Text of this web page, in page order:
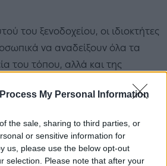
My Personal Information
the sale, sharing to third parties, or
or sensitive information for
us, please use the below opt-out
selection. Please note that after your
του ξενοδοχείου, οι ιδιοκτήτες
να αναδείξουν όλα τα
του τόπου, αλλά και της
φιλοξενίας για την ικανοποίηση
8 δωμάτια, με ενεργειακό τζάκι
τα οποία είναι ειδικά